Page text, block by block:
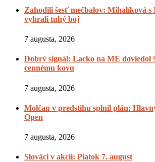
Zahodili šesť mečbalov: Mihalíková s
vyhrali tuhý boj
7 augusta, 2026
Dobrý signál: Lacko na ME doviedol
cennému kovu
7 augusta, 2026
Molčan v predstihu splnil plán:
Open
7 augusta, 2026
Slováci v akcii: Piatok 7. august